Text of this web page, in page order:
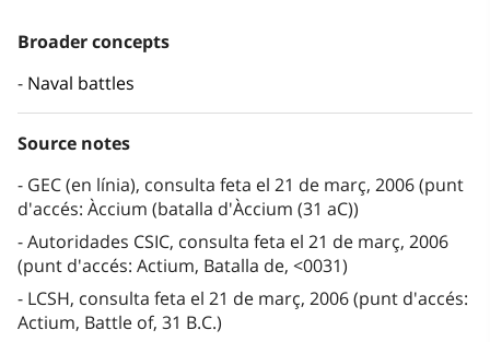
Broader concepts
Naval battles
Source notes
GEC (en línia), consulta feta el 21 de març, 2006 (punt
d'accés: Àccium (batalla d'Àccium (31 aC))
Autoridades CSIC, consulta feta el 21 de març, 2006
(punt d'accés: Actium, Batalla de, <0031)
LCSH, consulta feta el 21 de març, 2006 (punt d'accés:
Actium, Battle of, 31 B.C.)